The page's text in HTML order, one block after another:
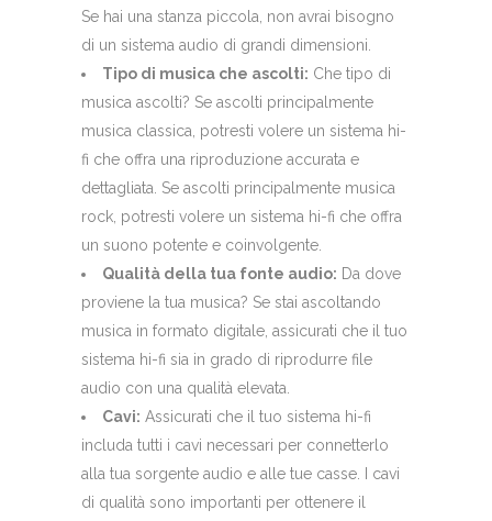
Se hai una stanza piccola, non avrai bisogno
di un sistema audio di grandi dimensioni.
Tipo di musica che ascolti: Che tipo di
musica ascolti? Se ascolti principalmente
musica classica, potresti volere un sistema hi-
fi che offra una riproduzione accurata e
dettagliata. Se ascolti principalmente musica
rock, potresti volere un sistema hi-fi che offra
un suono potente e coinvolgente.
Qualità della tua fonte audio: Da dove
proviene la tua musica? Se stai ascoltando
musica in formato digitale, assicurati che il tuo
sistema hi-fi sia in grado di riprodurre file
audio con una qualità elevata.
Cavi: Assicurati che il tuo sistema hi-fi
includa tutti i cavi necessari per connetterlo
alla tua sorgente audio e alle tue casse. I cavi
di qualità sono importanti per ottenere il